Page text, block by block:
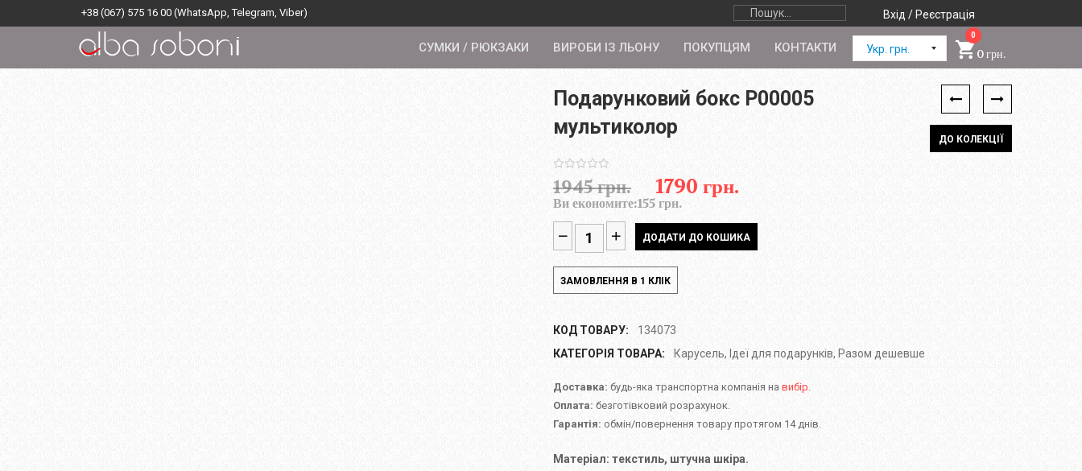
+38 (067) 575 16 00 (WhatsApp, Telegram, Viber) Вхід / Реєстрація
Укр. грн.
0
0 грн.
СУМКИ / РЮКЗАКИ ВИРОБИ ІЗ ЛЬОНУ ПОКУПЦЯМ КОНТАКТИ
ДО КОЛЕКЦІЇ
Подарунковий бокс P00005
мультиколор
1945 грн. 1790 грн.
Ви економите:155 грн.
КОД ТОВАРУ:
134073
КАТЕГОРІЯ ТОВАРА:
Карусель, Ідеї для подарунків, Разом дешевше
Доставка: будь-яка транспортна компанія на вибір.
Оплата: безготівковий розрахунок.
Гарантія: обмін/повернення товару протягом 14 днів.
Матеріал: текстиль, штучна шкіра.